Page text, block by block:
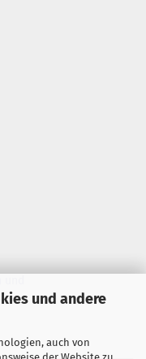
und andere
auch von
der Website zu